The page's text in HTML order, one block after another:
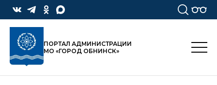
ПОРТАЛ АДМИНИСТРАЦИИ
МО «ГОРОД ОБНИНСК»